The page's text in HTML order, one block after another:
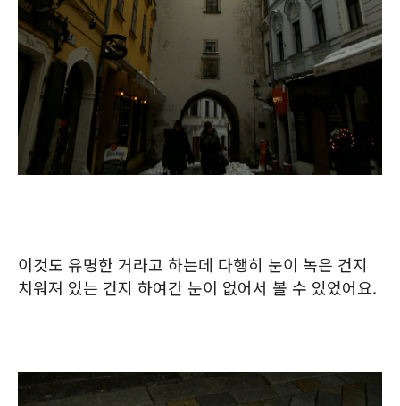
이것도 유명한 거라고 하는데 다행히 눈이 녹은 건지
치워져 있는 건지 하여간 눈이 없어서 볼 수 있었어요.